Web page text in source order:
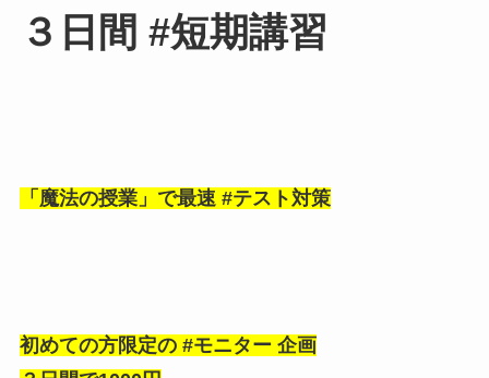
３日間 #短期講習
「魔法の授業」で最速 #テスト対策
初めての方限定の #モニター 企画